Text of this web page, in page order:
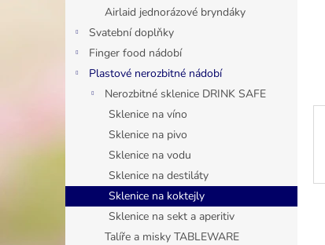
Airlaid jednorázové bryndáky
Svatební doplňky
Finger food nádobí
Plastové nerozbitné nádobí
Nerozbitné sklenice DRINK SAFE
Sklenice na víno
Sklenice na pivo
Sklenice na vodu
Sklenice na destiláty
Sklenice na koktejly
Sklenice na sekt a aperitiv
Talíře a misky TABLEWARE